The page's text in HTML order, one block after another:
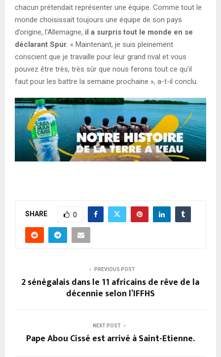
chacun prétendait représenter une équipe. Comme tout le
monde choisissait toujours une équipe de son pays
d’origine, l’Allemagne, il a surpris tout le monde en se
déclarant Spur. « Maintenant, je suis pleinement
conscient que je travaille pour leur grand rival et vous
pouvez être très, très sûr que nous ferons tout ce qu’il
faut pour les battre la semaine prochaine », a-t-il conclu.
SHARE 0
PREVIOUS POST
2 sénégalais dans le 11 africains de rêve de la
décennie selon l’IFFHS
NEXT POST
Pape Abou Cissé est arrivé à Saint-Etienne.